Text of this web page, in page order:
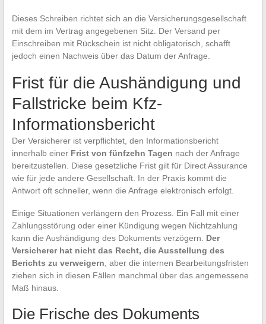
Dieses Schreiben richtet sich an die Versicherungsgesellschaft
mit dem im Vertrag angegebenen Sitz. Der Versand per
Einschreiben mit Rückschein ist nicht obligatorisch, schafft
jedoch einen Nachweis über das Datum der Anfrage.
Frist für die Aushändigung und
Fallstricke beim Kfz-
Informationsbericht
Der Versicherer ist verpflichtet, den Informationsbericht
innerhalb einer Frist von fünfzehn Tagen nach der Anfrage
bereitzustellen. Diese gesetzliche Frist gilt für Direct Assurance
wie für jede andere Gesellschaft. In der Praxis kommt die
Antwort oft schneller, wenn die Anfrage elektronisch erfolgt.
Einige Situationen verlängern den Prozess. Ein Fall mit einer
Zahlungsstörung oder einer Kündigung wegen Nichtzahlung
kann die Aushändigung des Dokuments verzögern. Der
Versicherer hat nicht das Recht, die Ausstellung des
Berichts zu verweigern, aber die internen Bearbeitungsfristen
ziehen sich in diesen Fällen manchmal über das angemessene
Maß hinaus.
Die Frische des Dokuments